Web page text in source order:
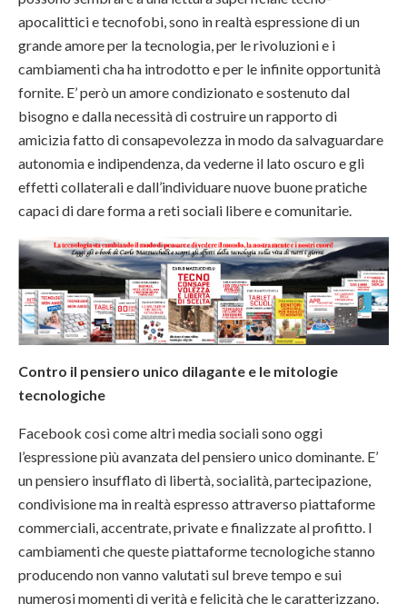
apocalittici e tecnofobi, sono in realtà espressione di un
grande amore per la tecnologia, per le rivoluzioni e i
cambiamenti cha ha introdotto e per le infinite opportunità
fornite. E’ però un amore condizionato e sostenuto dal
bisogno e dalla necessità di costruire un rapporto di
amicizia fatto di consapevolezza in modo da salvaguardare
autonomia e indipendenza, da vederne il lato oscuro e gli
effetti collaterali e dall’individuare nuove buone pratiche
capaci di dare forma a reti sociali libere e comunitarie.
Contro il pensiero unico dilagante e le mitologie
tecnologiche
Facebook così come altri media sociali sono oggi
l’espressione più avanzata del pensiero unico dominante. E’
un pensiero insufflato di libertà, socialità, partecipazione,
condivisione ma in realtà espresso attraverso piattaforme
commerciali, accentrate, private e finalizzate al profitto. I
cambiamenti che queste piattaforme tecnologiche stanno
producendo non vanno valutati sul breve tempo e sui
numerosi momenti di verità e felicità che le caratterizzano.